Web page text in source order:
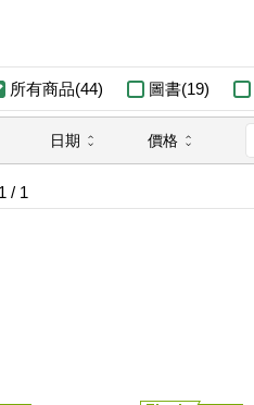
所有商品(44) 圖書(19)
日期 價格
1 / 1